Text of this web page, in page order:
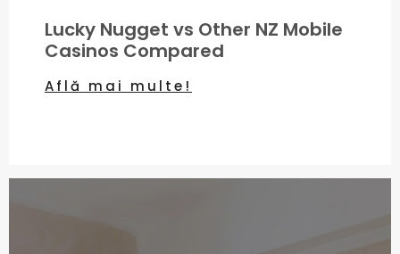
Lucky Nugget vs Other NZ Mobile
Casinos Compared
Află mai multe!